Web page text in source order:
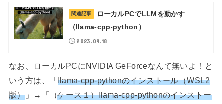
関連記事
ローカルPCでLLMを動かす
（llama-cpp-python）
2023.09.18
なお、ローカルPCにNVIDIA GeForceなんて無いよ！と
いう方は、「llama-cpp-pythonのインストール（WSL2
版）」→「（ケース１）llama-cpp-pythonのインストー